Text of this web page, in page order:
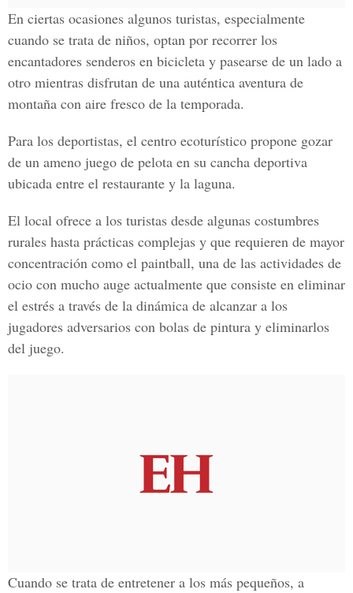
En ciertas ocasiones algunos turistas, especialmente
cuando se trata de niños, optan por recorrer los
encantadores senderos en bicicleta y pasearse de un lado a
otro mientras disfrutan de una auténtica aventura de
montaña con aire fresco de la temporada.
Para los deportistas, el centro ecoturístico propone gozar
de un ameno juego de pelota en su cancha deportiva
ubicada entre el restaurante y la laguna.
El local ofrece a los turistas desde algunas costumbres
rurales hasta prácticas complejas y que requieren de mayor
concentración como el paintball, una de las actividades de
ocio con mucho auge actualmente que consiste en eliminar
el estrés a través de la dinámica de alcanzar a los
jugadores adversarios con bolas de pintura y eliminarlos
del juego.
Cuando se trata de entretener a los más pequeños, a